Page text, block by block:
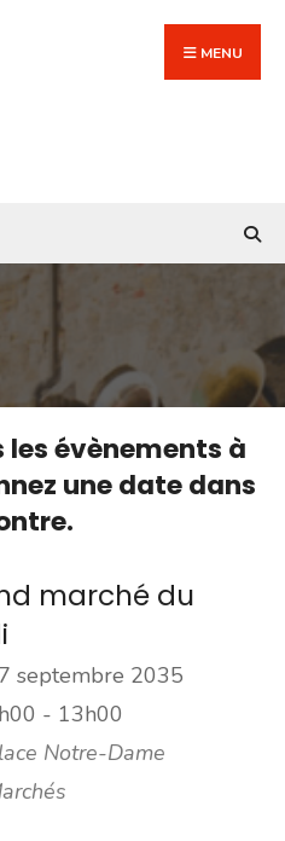
MENU
évènements à
une date dans
marché du
septembre 2035
- 13h00
Notre-Dame